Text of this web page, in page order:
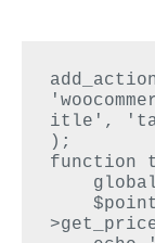
itle',
);
function
    $point = floor( $product-